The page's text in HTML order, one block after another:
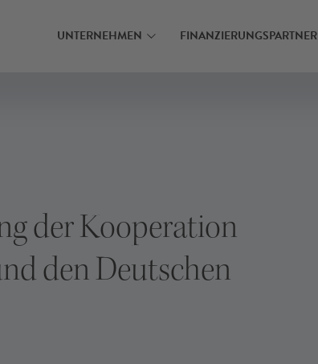
UNTERNEHMEN FINANZIERUNGSPARTNER
der Kooperation
den Deutschen